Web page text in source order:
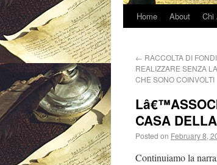
Home About Chi
← RACCOLTA DI
REALIZZARE SENZA
CHE SONO COINVOLTI
CASA
Posted on February 8,
Continuiamo la